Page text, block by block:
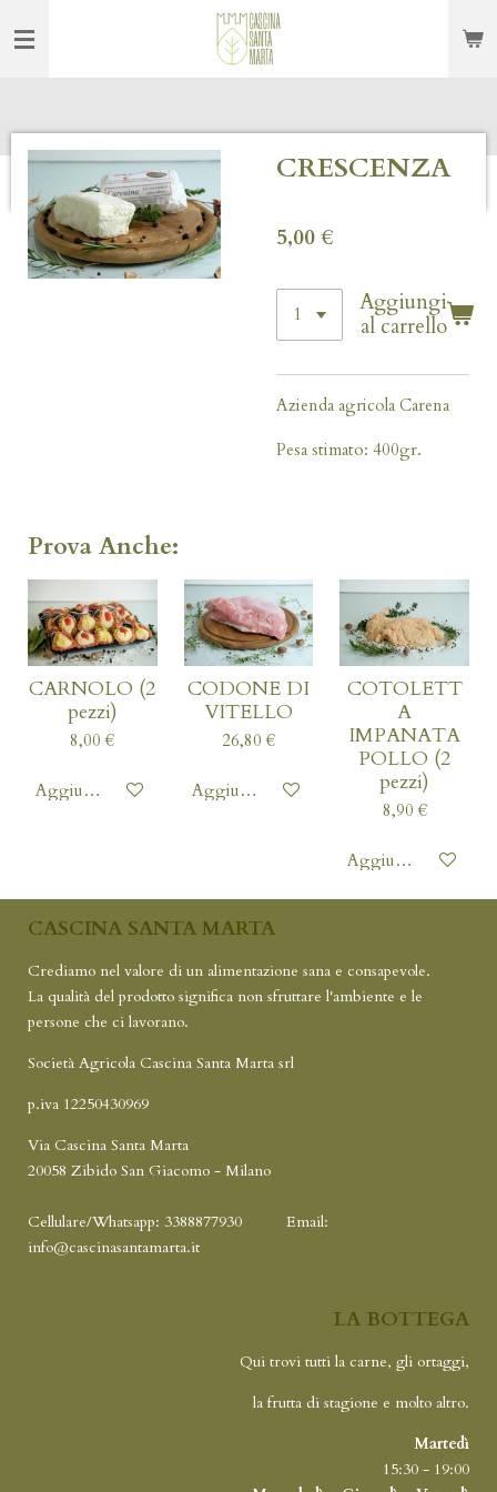
al
contenuto
CRESCENZA
5,00 €
Aggiungi
al carrello
Azienda agricola Carena
Pesa stimato: 400gr.
Prova Anche:
CARNOLO (2
pezzi)
8,00 €
Aggiungi al carrello
CODONE DI
VITELLO
26,80 €
Aggiungi al carrello
COTOLETT
A
IMPANATA
POLLO (2
pezzi)
8,90 €
Aggiungi al carrello
CASCINA SANTA MARTA
Crediamo nel valore di un alimentazione sana e consapevole.
La qualità del prodotto significa non sfruttare l'ambiente e le
persone che ci lavorano.
Società Agricola Cascina Santa Marta srl
p.iva 12250430969
Via Cascina Santa Marta
20058 Zibido San Giacomo - Milano
Cellulare/Whatsapp: 3388877930 Email:
info@cascinasantamarta.it
LA BOTTEGA
Qui trovi tutti la carne, gli ortaggi,
la frutta di stagione e molto altro.
Martedì
15:30 - 19:00